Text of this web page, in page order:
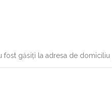
găsiți la adresa de domiciliu